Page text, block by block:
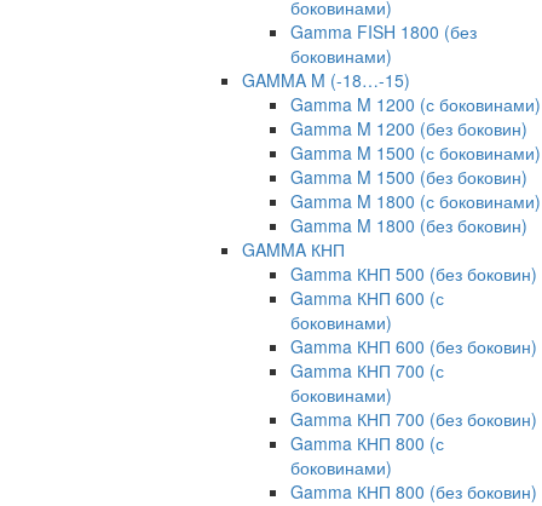
боковинами)
Gamma FISH 1800 (без
боковинами)
GAMMA M (-18…-15)
Gamma M 1200 (с боковинами)
Gamma M 1200 (без боковин)
Gamma M 1500 (с боковинами)
Gamma M 1500 (без боковин)
Gamma M 1800 (с боковинами)
Gamma M 1800 (без боковин)
GAMMA КНП
Gamma КНП 500 (без боковин)
Gamma КНП 600 (с
боковинами)
Gamma КНП 600 (без боковин)
Gamma КНП 700 (с
боковинами)
Gamma КНП 700 (без боковин)
Gamma КНП 800 (с
боковинами)
Gamma КНП 800 (без боковин)